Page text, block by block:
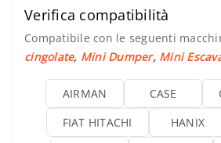
Verifica compatibilità
Compatibile con le seguenti
cingolate, Mini Dumper, Mini
AIRMAN CASE
FIAT HITACHI
HANIX